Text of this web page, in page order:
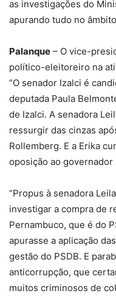
as investigações do
apurando tudo no
Palanque – O vice-
político-eleitoreiro na
“O senador Izalci é
deputada Paula
de Izalci. A senadora
ressurgir das cinzas
Rollemberg. E a Erika
oposição ao governador
“Propus à senadora
investigar a compra de
Pernambuco, que é do
apurasse a aplicação
gestão do PSDB. E
anticorrupção, que
muitos criminosos de